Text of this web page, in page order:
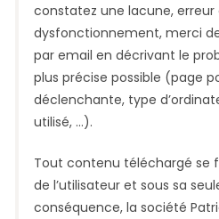
constatez une lacune,
dysfonctionnement, merci
par email en décrivant le
plus précise possible (page
déclenchante, type
utilisé, …).
Tout contenu téléchargé se
de l’utilisateur et sous sa
conséquence, la société